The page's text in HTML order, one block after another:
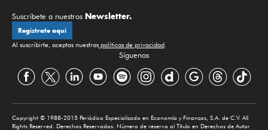
Suscríbete a nuestros Newsletter.
Regístrate aquí
Al suscribirte, aceptas nuestras políticas de privacidad.
Síguenos
Copyright © 1988-2015 Periódico Especializado en Economía y Finanzas, S.A. de C.V. All
Rights Reserved. Derechos Reservados. Número de reserva al Título en Derechos de Autor